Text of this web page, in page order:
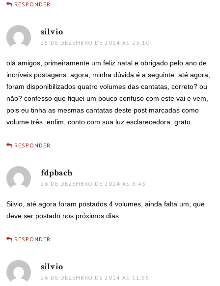
RESPONDER
silvio
25 DE DEZEMBRO DE 2014 ÀS 23:10
olá amigos, primeiramente um feliz natal e obrigado pelo ano de
incríveis postagens. agora, minha dúvida é a seguinte: até agora,
foram disponibilizados quatro volumes das cantatas, correto? ou
não? confesso que fiquei um pouco confuso com este vai e vem,
pois eu tinha as mesmas cantatas deste post marcadas como
volume três. enfim, conto com sua luz esclarecedora. grato.
RESPONDER
fdpbachdisse:
26 DE DEZEMBRO DE 2014 ÀS 8:43
Silvio, até agora foram postados 4 volumes, ainda falta um, que
deve ser postado nos próximos dias.
RESPONDER
silvio
26 DE DEZEMBRO DE 2014 ÀS 11:55